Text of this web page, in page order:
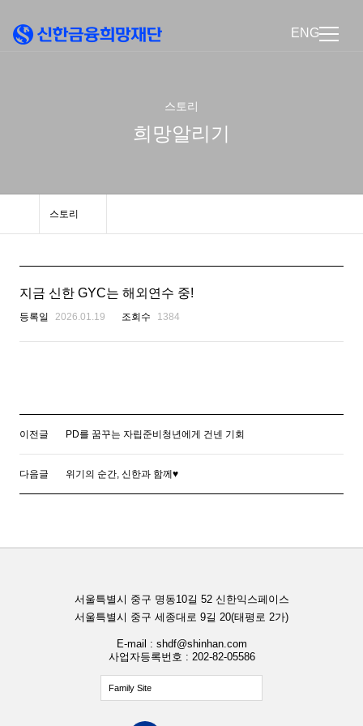
ENG
스토리
희망알리기
스토리
지금 신한 GYC는 해외연수 중!
등록일 2026.01.19 조회수 1384
이전글 PD를 꿈꾸는 자립준비청년에게 건넨 기회
다음글 위기의 순간, 신한과 함께♥
서울특별시 중구 명동10길 52 신한익스페이스
서울특별시 중구 세종대로 9길 20(태평로 2가)
E-mail : shdf@shinhan.com
사업자등록번호 : 202-82-05586
Family Site